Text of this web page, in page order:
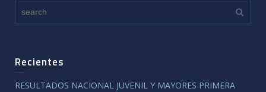
Recientes
RESULTADOS NACIONAL JUVENIL Y MAYORES PRIMERA